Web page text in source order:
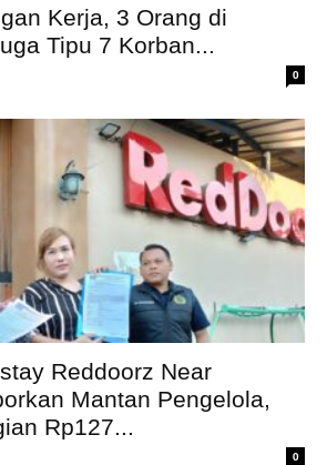
Kerja, 3 Orang di
Tipu 7 Korban...
0
Reddoorz Near
Mantan Pengelola,
Rp127...
0